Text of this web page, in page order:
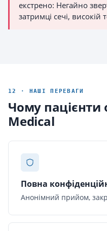
екстрено: Негайно
затримці сечі, високій
12 · НАШІ ПЕРЕВАГИ
Чому
Medical
Повна
Анонімний прийом,